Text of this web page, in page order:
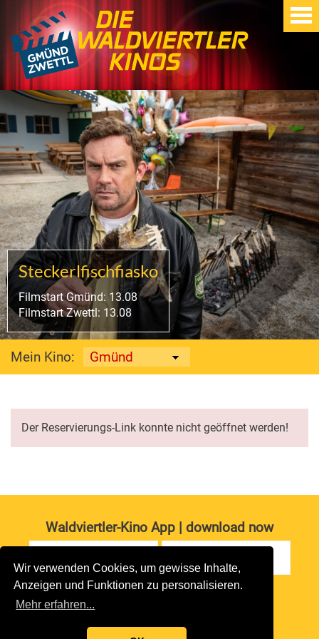
Wir verwenden Cookies, um gewisse Inhalte,
Anzeigen und Funktionen zu personalisieren.
Mehr erfahren...
Steckerlfischfiasko
Filmstart Gmünd: 13.08
Filmstart Zwettl: 13.08
Mein Kino:
Der Reservierungs-Link konnte nicht geöffnet werden!
Waldviertler-Kino App | download now
copyright 2026 waldviertler-kinos